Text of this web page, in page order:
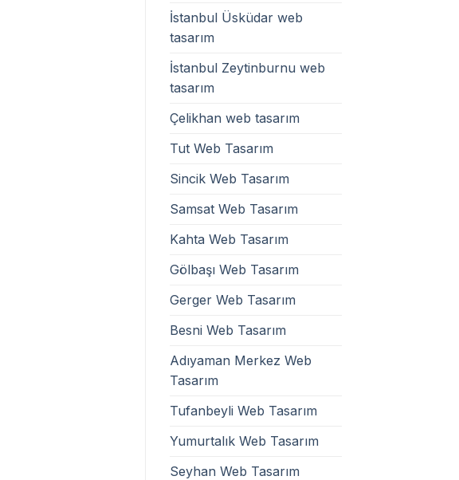
İstanbul Üsküdar web
tasarım
İstanbul Zeytinburnu web
tasarım
Çelikhan web tasarım
Tut Web Tasarım
Sincik Web Tasarım
Samsat Web Tasarım
Kahta Web Tasarım
Gölbaşı Web Tasarım
Gerger Web Tasarım
Besni Web Tasarım
Adıyaman Merkez Web
Tasarım
Tufanbeyli Web Tasarım
Yumurtalık Web Tasarım
Seyhan Web Tasarım